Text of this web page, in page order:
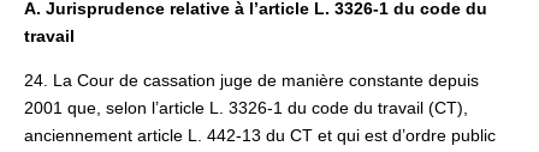
A. Jurisprudence relative à l’article L. 3326-1 du code du
travail
24. La Cour de cassation juge de manière constante depuis
2001 que, selon l’article L. 3326-1 du code du travail (CT),
anciennement article L. 442‑13 du CT et qui est d’ordre public